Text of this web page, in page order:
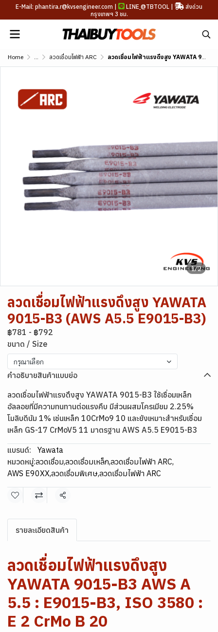
E-Mail: phantira.r@kvsengineer.com | LINE @TBTOOL |
ส่งด่วน
กรุงเทพฯ 3 ชม.
Home ... ลวดเชื่อมไฟฟ้า ARC ลวดเชื่อมไฟฟ้าแรงดึงสูง YAWATA 9015-B3 (AWS A5.5 E9015-B3)
1/2
ลวดเชื่อมไฟฟ้าแรงดึงสูง YAWATA
9015-B3 (AWS A5.5 E9015-B3)
฿781 - ฿792
ขนาด / Size
กรุณาเลือก
คำอธิบายสินค้าแบบย่อ
ลวดเชื่อมไฟฟ้าแรงดึงสูง YAWATA 9015-B3 ใช้เชื่อมเหล็ก
อัลลอยที่มีความทนทานต่อแรงคืบ มีส่วนผสมโครเมียม 2.25%
โมลิบดีนัม 1% เช่นเหล็ก 10CrMo9 10 และยังเหมาะสำหรับเชื่อม
เหล็ก GS-17 CrMoV5 11 มาตรฐาน AWS A5.5 E9015-B3
แบรนด์:
Yawata
หมวดหมู่:ลวดเชื่อม,ลวดเชื่อมเหล็ก,ลวดเชื่อมไฟฟ้า ARC,
AWS E90XX,ลวดเชื่อมพิเศษ,ลวดเชื่อมไฟฟ้า ARC
แชร์
รายละเอียดสินค้า
ลวดเชื่อมไฟฟ้าแรงดึงสูง
YAWATA 9015-B3 AWS A
5.5 : E9015-B3, ISO 3580 :
E 2 CrMo B 20